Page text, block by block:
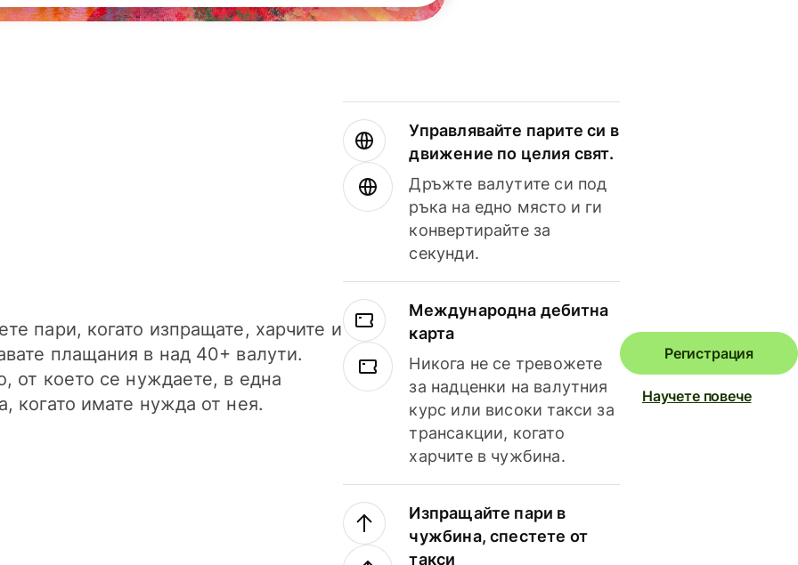
пари, когато изпращате, харчите и
плащания в над 40+ валути.
от което се нуждаете, в една
когато имате нужда от нея.
Управлявайте парите си в
движение по целия свят.
Дръжте валутите си под
ръка на едно място и ги
конвертирайте за
секунди.
Международна дебитна
карта
Никога не се тревожете
за надценки на валутния
курс или високи такси за
трансакции, когато
харчите в чужбина.
Изпращайте пари в
чужбина, спестете от
такси
Регистрация
Научете повече